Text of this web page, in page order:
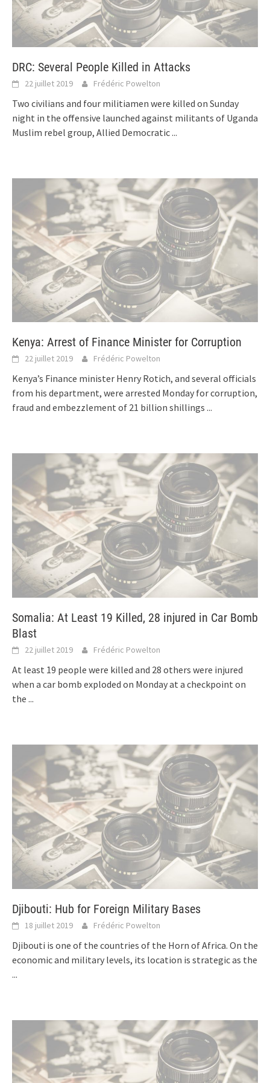
DRC: Several People Killed in Attacks
22 juillet 2019 Frédéric Powelton
Two civilians and four militiamen were killed on Sunday
night in the offensive launched against militants of Uganda
Muslim rebel group, Allied Democratic...
Kenya: Arrest of Finance Minister for Corruption
22 juillet 2019 Frédéric Powelton
Kenya’s Finance minister Henry Rotich, and several officials
from his department, were arrested Monday for corruption,
fraud and embezzlement of 21 billion shillings ...
Somalia: At Least 19 Killed, 28 injured in Car Bomb
Blast
22 juillet 2019 Frédéric Powelton
At least 19 people were killed and 28 others were injured
when a car bomb exploded on Monday at a checkpoint on
the ...
Djibouti: Hub for Foreign Military Bases
18 juillet 2019 Frédéric Powelton
Djibouti is one of the countries of the Horn of Africa. On the
economic and military levels, its location is strategic as the
...